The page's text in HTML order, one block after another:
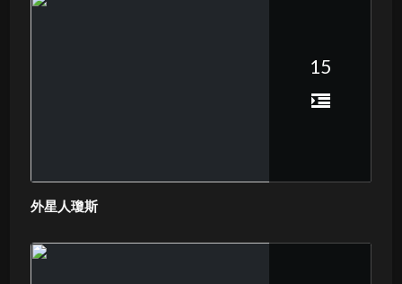
15
外星人瓊斯